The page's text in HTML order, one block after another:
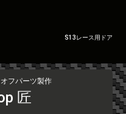
S13レース用ドア
フパーツ製作
匠